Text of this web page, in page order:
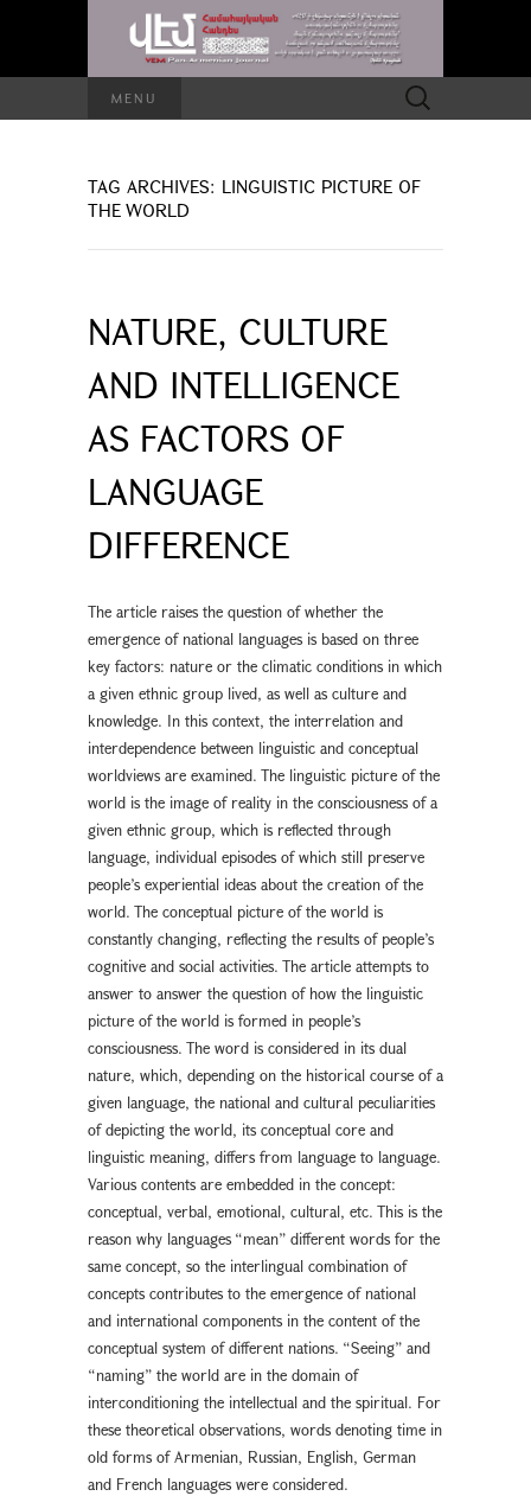
MENU
Search
for:
TAG ARCHIVES: LINGUISTIC PICTURE OF
THE WORLD
NATURE, CULTURE
AND INTELLIGENCE
AS FACTORS OF
LANGUAGE
DIFFERENCE
The article raises the question of whether the
emergence of national languages is based on three
key factors: nature or the climatic conditions in which
a given ethnic group lived, as well as culture and
knowledge. In this context, the interrelation and
interdependence between linguistic and conceptual
worldviews are examined. The linguistic picture of the
world is the image of reality in the consciousness of a
given ethnic group, which is reflected through
language, individual episodes of which still preserve
people’s experiential ideas about the creation of the
world. The conceptual picture of the world is
constantly changing, reflecting the results of people’s
cognitive and social activities. The article attempts to
answer to answer the question of how the linguistic
picture of the world is formed in people’s
consciousness. The word is considered in its dual
nature, which, depending on the historical course of a
given language, the national and cultural peculiarities
of depicting the world, its conceptual core and
linguistic meaning, differs from language to language.
Various contents are embedded in the concept:
conceptual, verbal, emotional, cultural, etc. This is the
reason why languages “mean” different words for the
same concept, so the interlingual combination of
concepts contributes to the emergence of national
and international components in the content of the
conceptual system of different nations. “Seeing” and
“naming” the world are in the domain of
interconditioning the intellectual and the spiritual. For
these theoretical observations, words denoting time in
old forms of Armenian, Russian, English, German
and French languages were considered.